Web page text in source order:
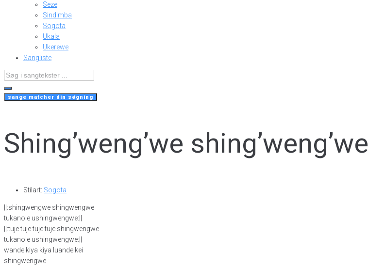
Seze
Sindimba
Sogota
Ukala
Ukerewe
Sangliste
Search
...
sange matcher din søgning
Shing’weng’we shing’weng’we
Stilart: Sogota
||:shingwengwe shingwengwe
tukanole ushingwengwe:||
||:tuje tuje tuje tuje shingwengwe
tukanole ushingwengwe:||
wande kiya kiya luande kei
shingwengwe